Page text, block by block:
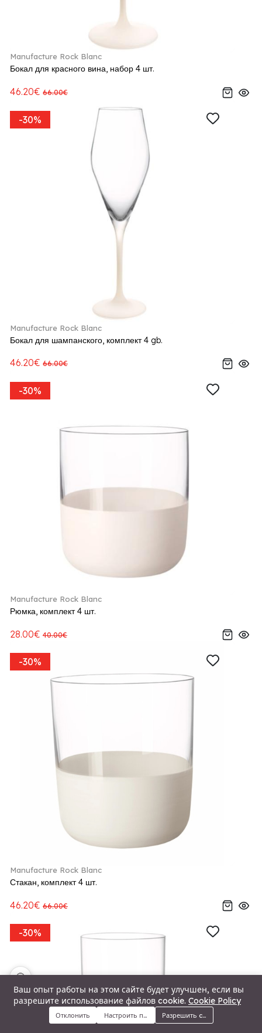
Меню Категории Поиск Корзина
Manufacture Rock Blanc
Бокал для красного вина, набор 4 шт.
46.20€ 66.00€
-30%
Manufacture Rock Blanc
Бокал для шампанского, комплект 4 gb.
46.20€ 66.00€
-30%
Manufacture Rock Blanc
Рюмка, комплект 4 шт.
28.00€ 40.00€
-30%
Manufacture Rock Blanc
Стакан, комплект 4 шт.
46.20€ 66.00€
-30%
Ваш опыт работы на этом сайте будет улучшен, если вы
разрешите использование файлов cookie. Cookie Policy
Отклонить Настроить предпочтенияРазрешить cookie
🍪